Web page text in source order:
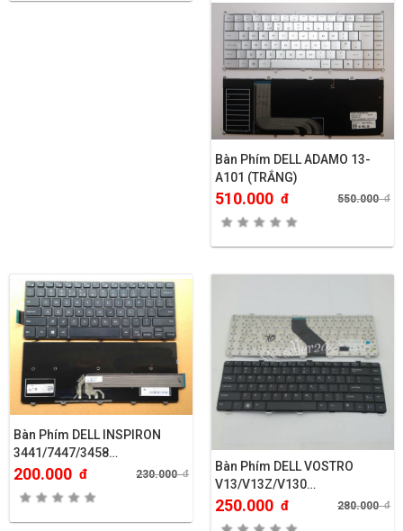
Bàn Phím DELL ADAMO 13-
A101 (TRẮNG)
510.000 đ 550.000đ
Bàn Phím DELL INSPIRON
3441/7447/3458…
200.000 đ 230.000đ
Bàn Phím DELL VOSTRO
V13/V13Z/V130…
250.000 đ 280.000đ